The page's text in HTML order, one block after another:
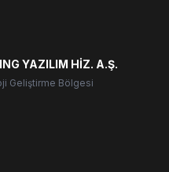
YAZILIM HİZ. A.Ş.
Geliştirme Bölgesi